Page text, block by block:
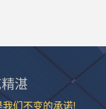
湛
们不变的承诺!